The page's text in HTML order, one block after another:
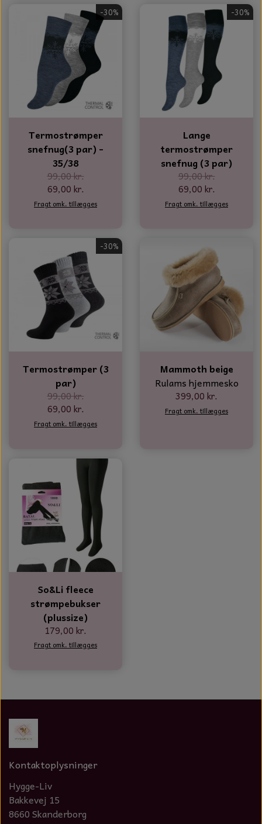
-30%
Termostrømper
snefnug(3 par) -
35/38
99,00 kr.
69,00 kr.
Fragt omk. tillægges
-30%
Lange
termostrømper
snefnug (3 par)
99,00 kr.
69,00 kr.
Fragt omk. tillægges
-30%
Termostrømper (3
par)
99,00 kr.
69,00 kr.
Fragt omk. tillægges
Mammoth beige
Rulams hjemmesko
399,00 kr.
Fragt omk. tillægges
So&Li fleece
strømpebukser
(plussize)
179,00 kr.
Fragt omk. tillægges
Kontaktoplysninger
Hygge-Liv
Bakkevej 15
8660 Skanderborg